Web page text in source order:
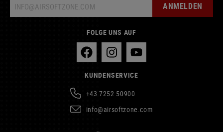
ANMELDEN
FOLGE UNS AUF
KUNDENSERVICE
+43 7252 50900
info@airsoftzone.com